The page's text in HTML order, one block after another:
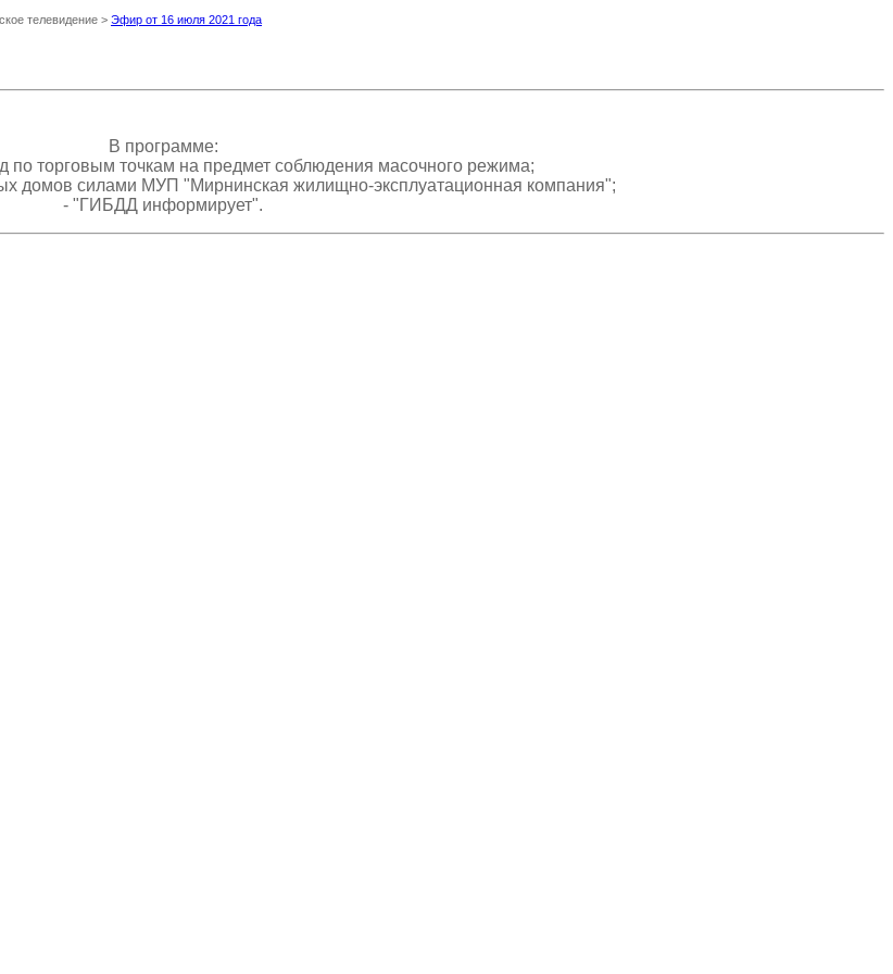
телевидение > Эфир от 16 июля 2021 года
В программе:
торговым точкам на предмет соблюдения масочного режима;
домов силами МУП "Мирнинская жилищно-эксплуатационная компания";
- "ГИБДД информирует".